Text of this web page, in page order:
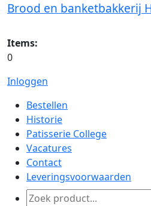
Brood en banketbakkerij
Items:
0
Inloggen
Bestellen
Historie
Patisserie College
Vacatures
Contact
Leveringsvoorwaarden